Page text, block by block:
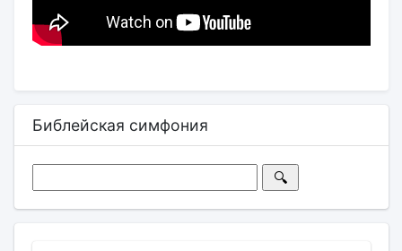
Библейская симфония